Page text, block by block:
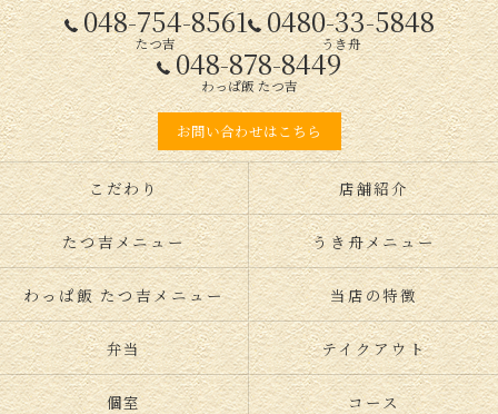
048-754-8561
たつ吉
0480-33-5848
うき舟
048-878-8449
わっぱ飯 たつ吉
お問い合わせはこちら
こだわり 店舗紹介
たつ吉メニュー うき舟メニュー
わっぱ飯 たつ吉メニュー 当店の特徴
弁当 テイクアウト
個室 コース